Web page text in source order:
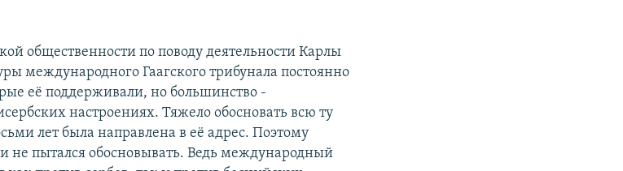
общественности по поводу деятельности Карлы
международного Гаагского трибунала постоянно
её поддерживали, но большинство -
настроениях. Тяжело обосновать всю ту
лет была направлена в её адрес. Поэтому
не пытался обосновывать. Ведь международный